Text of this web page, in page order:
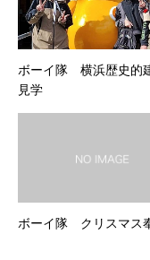
ボーイ隊 横浜歴史的
見学
ボーイ隊 クリスマス